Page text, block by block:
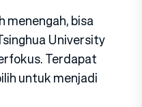
menengah, bisa
University
Terdapat
untuk menjadi